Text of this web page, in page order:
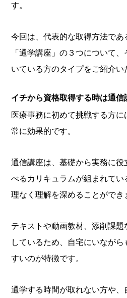
す。
今回は、代表的な取得方法であ
「通学講座」の３つについて
いている方のタイプをご紹介い
イチから資格取得する時は通信
医療事務に初めて挑戦する方
常に効果的です。
通信講座は、基礎から実務に
べるカリキュラムが組まれて
理なく理解を深めることができ
テキストや動画教材、添削課
しているため、自宅にいなが
すいのが特徴です。
通学する時間が取れない方や、